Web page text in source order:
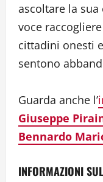
ascoltare la sua
voce
cittadini onesti
sentono
Guarda anche l’
Giuseppe
Bennardo
INFORMAZIONI